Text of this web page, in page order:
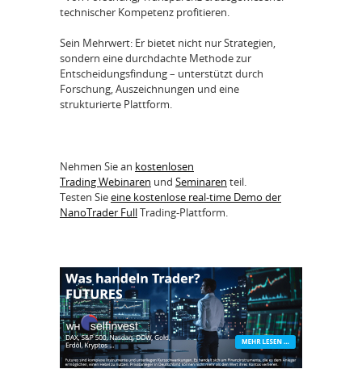
technischer Kompetenz profitieren.
Sein Mehrwert: Er bietet nicht nur Strategien,
sondern eine durchdachte Methode zur
Entscheidungsfindung – unterstützt durch
Forschung, Auszeichnungen und eine
strukturierte Plattform.
Nehmen Sie an kostenlosen
Trading Webinaren und Seminaren teil.
Testen Sieeine kostenlose real-time Demo der
NanoTrader FullTrading-Plattform.